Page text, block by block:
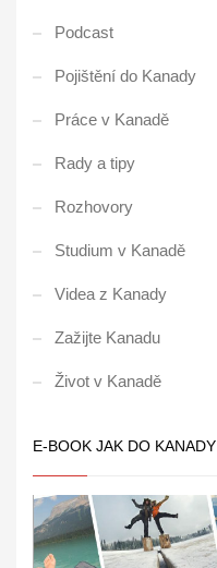
Podcast
Pojištění do Kanady
Práce v Kanadě
Rady a tipy
Rozhovory
Studium v Kanadě
Videa z Kanady
Zažijte Kanadu
Život v Kanadě
E-BOOK JAK DO KANADY